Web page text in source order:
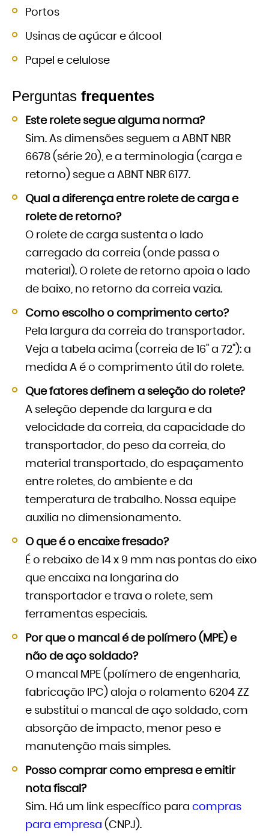
Portos
Usinas de açúcar e álcool
Papel e celulose
Perguntas frequentes
Este rolete segue alguma norma?
Sim. As dimensões seguem a ABNT NBR
6678 (série 20), e a terminologia (carga e
retorno) segue a ABNT NBR 6177.
Qual a diferença entre rolete de carga e
rolete de retorno?
O rolete de carga sustenta o lado
carregado da correia (onde passa o
material). O rolete de retorno apoia o lado
de baixo, no retorno da correia vazia.
Como escolho o comprimento certo?
Pela largura da correia do transportador.
Veja a tabela acima (correia de 16" a 72"): a
medida A é o comprimento útil do rolete.
Que fatores definem a seleção do rolete?
A seleção depende da largura e da
velocidade da correia, da capacidade do
transportador, do peso da correia, do
material transportado, do espaçamento
entre roletes, do ambiente e da
temperatura de trabalho. Nossa equipe
auxilia no dimensionamento.
O que é o encaixe fresado?
É o rebaixo de 14 x 9 mm nas pontas do eixo
que encaixa na longarina do
transportador e trava o rolete, sem
ferramentas especiais.
Por que o mancal é de polímero (MPE) e
não de aço soldado?
O mancal MPE (polímero de engenharia,
fabricação IPC) aloja o rolamento 6204 ZZ
e substitui o mancal de aço soldado, com
absorção de impacto, menor peso e
manutenção mais simples.
Posso comprar como empresa e emitir
nota fiscal?
Sim. Há um link específico para compras
para empresa (CNPJ).